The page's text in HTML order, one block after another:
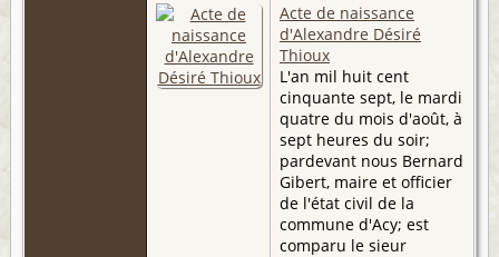
Acte de naissance
d'Alexandre Désiré
Thioux
L'an mil huit cent
cinquante sept, le mardi
quatre du mois d'août, à
sept heures du soir;
pardevant nous Bernard
Gibert, maire et officier
de l'état civil de la
commune d'Acy; est
comparu le sieur